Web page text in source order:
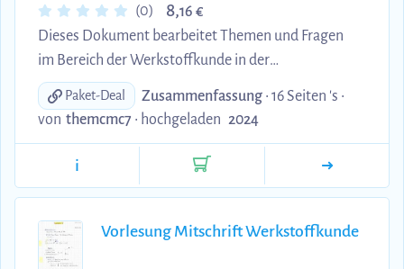
(0) 8,16 €
Dieses Dokument bearbeitet Themen und Fragen
im Bereich der Werkstoffkunde in der
Fahrzeugentwicklung. Die Fragen beziehen sich
dabei auf das Skript und die Themen aus dem
Paket-Deal Zusammenfassung • 16 Seiten 's •
von themcmc7 • hochgeladen 2024
i
Vorlesung Mitschrift Werkstoffkunde